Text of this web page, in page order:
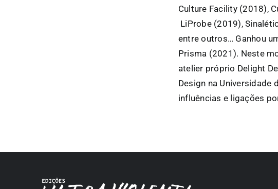
Culture Facility (2018),
LiProbe (2019),
entre outros… Ganhou
Prisma (2021). Neste
atelier próprio Delight
Design na Universidade
influências e ligações